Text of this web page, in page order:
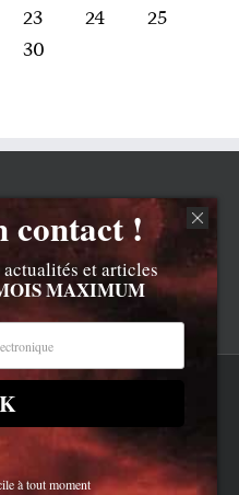
23 24
25
30
précisées.
barbantes
en bas de la page,
Bluesky
contact !
et articles
MAXIMUM
à tout moment